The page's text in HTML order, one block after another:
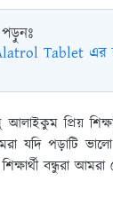
Tablet এর
প্রিয়
যদি পড়াটি
বন্ধুরা